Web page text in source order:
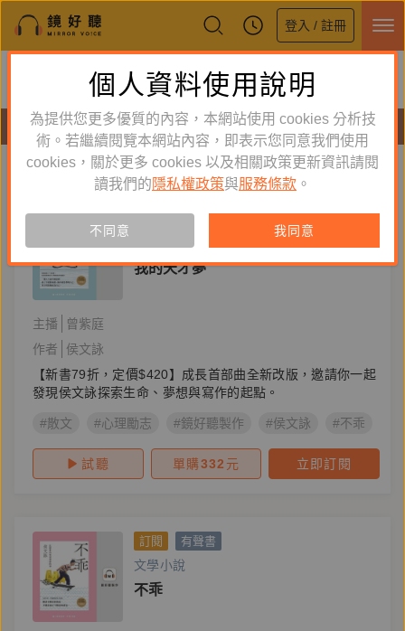
登入 / 註冊
鏡好聽全新APP上線
體驗全面升級，即刻下載
有聲書
侯文詠 新到舊 舊到新
有聲書
我的天才夢
主播
曾紫庭
作者
侯文詠
【新書79折，定價$420】成長首部曲全新改版，邀請你一起
發現侯文詠探索生命、夢想與寫作的起點。
#散文 #心理勵志 #鏡好聽製作 #侯文詠 #不乖
試聽 單購332 元 立即訂閱
訂閱 有聲書
文學小說
不乖
個人資料使用說明
為提供您更多優質的內容，本網站使用 cookies 分析技
術。若繼續閱覽本網站內容，即表示您同意我們使用
cookies，關於更多 cookies 以及相關政策更新資訊請閱
讀我們的 隱私權政策與服務條款 。
不同意 我同意